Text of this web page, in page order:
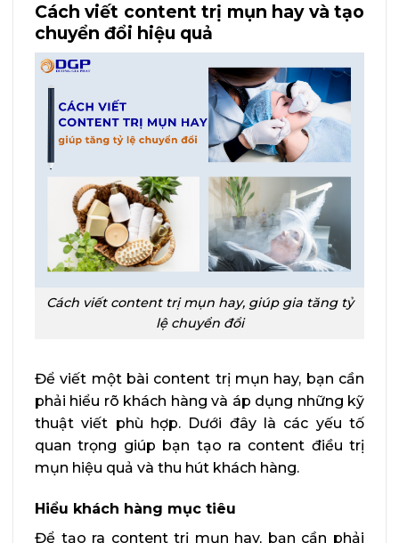
Cách viết content trị mụn hay và tạo
chuyển đổi hiệu quả
Cách viết content trị mụn hay, giúp gia tăng tỷ
lệ chuyển đổi
Để viết một bài content trị mụn hay, bạn cần
phải hiểu rõ khách hàng và áp dụng những kỹ
thuật viết phù hợp. Dưới đây là các yếu tố
quan trọng giúp bạn tạo ra content điều trị
mụn hiệu quả và thu hút khách hàng.
Hiểu khách hàng mục tiêu
Để tạo ra content trị mụn hay, bạn cần phải